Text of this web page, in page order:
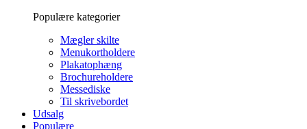
Populære kategorier
Mægler skilte
Menukortholdere
Plakatophæng
Brochureholdere
Messediske
Til skrivebordet
Udsalg
Populære